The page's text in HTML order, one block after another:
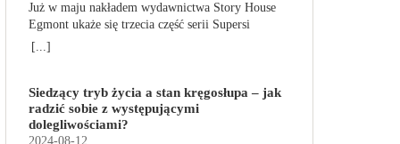
Już w maju nakładem wydawnictwa Story House
Egmont ukaże się trzecia część serii Supersi
scenarzysty Frederic Maupome. Ten tom nosi tytuł
obdarzone supermocami i wspomagane przez
robota o imieniu Al. Są rozdarte między chęcią
prowadzenia normalnego życia wśród ludzi a
[...]
Siedzący tryb życia a stan kręgosłupa – jak
radzić sobie z występującymi
dolegliwościami?
2024-08-12